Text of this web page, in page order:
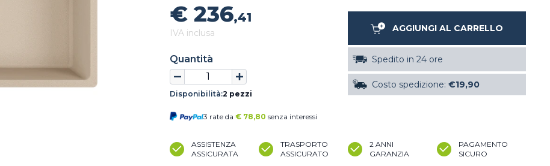
€ 236,41
IVA inclusa
Quantità
Disponibilità:2 pezzi
3 rate da € 78,80 senza interessi
AGGIUNGI AL CARRELLO
Spedito in 24 ore
Costo spedizione: €19,90
ASSISTENZA
ASSICURATA
TRASPORTO
ASSICURATO
2 ANNI
GARANZIA
PAGAMENTO
SICURO